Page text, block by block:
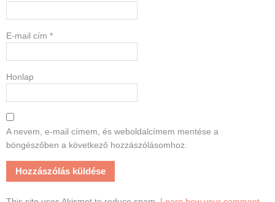
E-mail cím *
Honlap
A nevem, e-mail címem, és weboldalcímem mentése a
böngészőben a következő hozzászólásomhoz.